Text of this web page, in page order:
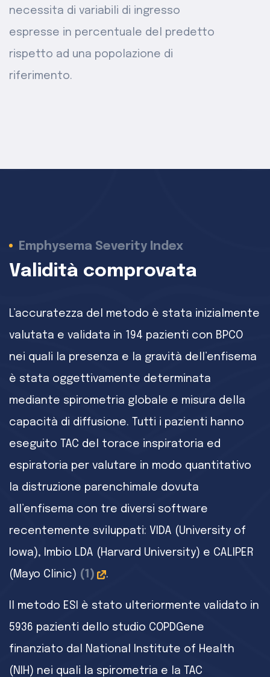
necessita di variabili di ingresso
espresse in percentuale del predetto
rispetto ad una popolazione di
riferimento.
Emphysema Severity Index
Validità comprovata
L’accuratezza del metodo è stata inizialmente
valutata e validata in 194 pazienti con BPCO
nei quali la presenza e la gravità dell’enfisema
è stata oggettivamente determinata
mediante spirometria globale e misura della
capacità di diffusione. Tutti i pazienti hanno
eseguito TAC del torace inspiratoria ed
espiratoria per valutare in modo quantitativo
la distruzione parenchimale dovuta
all’enfisema con tre diversi software
recentemente sviluppati: VIDA (University of
Iowa), Imbio LDA (Harvard University) e CALIPER
(Mayo Clinic) (1) .
Il metodo ESI è stato ulteriormente validato in
5936 pazienti dello studio COPDGene
finanziato dal National Institute of Health
(NIH) nei quali la spirometria e la TAC